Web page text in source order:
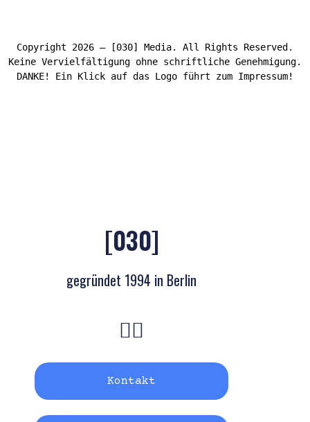
Copyright 2026 – [030] Media. All Rights Reserved.
Keine Vervielfältigung ohne schriftliche Genehmigung.
DANKE! Ein Klick auf das Logo führt zum Impressum!
[030]
gegründet 1994 in Berlin
Kontakt